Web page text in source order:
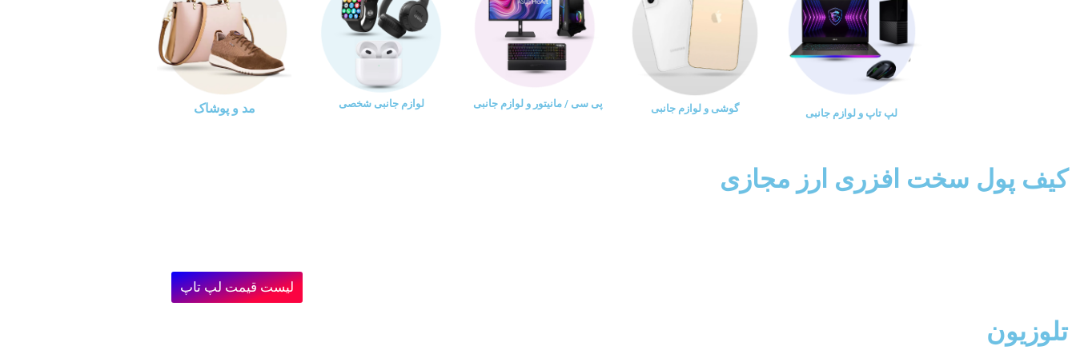
لپ تاپ و لوازم جانبی گوشی و لوازم جانبی پی سی / مانیتور و لوازم جانبی لوازم جانبی شخصی مد و پوشاک
کیف پول سخت افزری ارز مجازی
لیست قیمت لپ تاپ
تلوزیون